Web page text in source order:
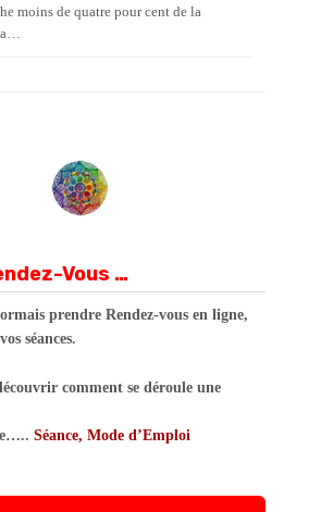
moins de quatre pour cent de la
Vous …
prendre Rendez-vous en ligne,
séances.
comment se déroule une
Séance, Mode d’Emploi